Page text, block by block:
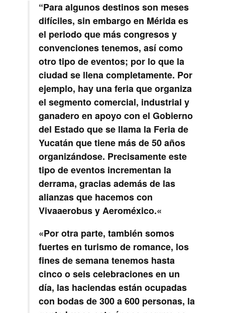
“Para algunos destinos son meses
difíciles, sin embargo en Mérida es
el periodo que más congresos y
convenciones tenemos, así como
otro tipo de eventos; por lo que la
ciudad se llena completamente. Por
ejemplo, hay una feria que organiza
el segmento comercial, industrial y
ganadero en apoyo con el Gobierno
del Estado que se llama la Feria de
Yucatán que tiene más de 50 años
organizándose. Precisamente este
tipo de eventos incrementan la
derrama, gracias además de las
alianzas que hacemos con
Vivaaerobus y Aeroméxico.«
«Por otra parte, también somos
fuertes en turismo de romance, los
fines de semana tenemos hasta
cinco o seis celebraciones en un
día, las haciendas están ocupadas
con bodas de 300 a 600 personas, la